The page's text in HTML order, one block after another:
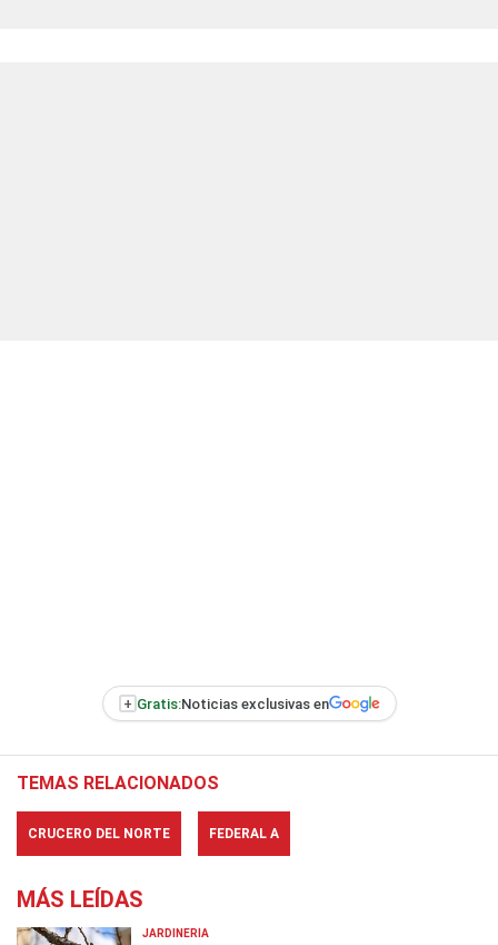
+ Gratis:Noticias exclusivas en
TEMAS RELACIONADOS
CRUCERO DEL NORTE FEDERAL A
MÁS LEÍDAS
JARDINERÍA